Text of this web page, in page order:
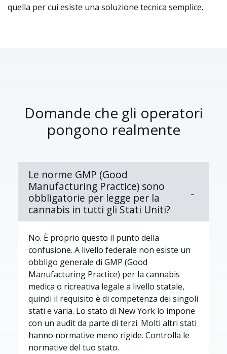
quella per cui esiste una soluzione tecnica semplice.
Domande che gli operatori
pongono realmente
Le norme GMP (Good
Manufacturing Practice) sono
obbligatorie per legge per la
cannabis in tutti gli Stati Uniti?
No. È proprio questo il punto della
confusione. A livello federale non esiste un
obbligo generale di GMP (Good
Manufacturing Practice) per la cannabis
medica o ricreativa legale a livello statale,
quindi il requisito è di competenza dei singoli
stati e varia. Lo stato di New York lo impone
con un audit da parte di terzi. Molti altri stati
hanno normative meno rigide. Controlla le
normative del tuo stato.